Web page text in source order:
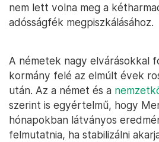
nem lett volna meg a
adósságfék megpiszkálásához.
A németek nagy elvárásokkal
kormány felé az elmúlt évek
után. Az a német és a
szerint is egyértelmű, hogy
hónapokban látványos
felmutatnia, ha stabilizálni